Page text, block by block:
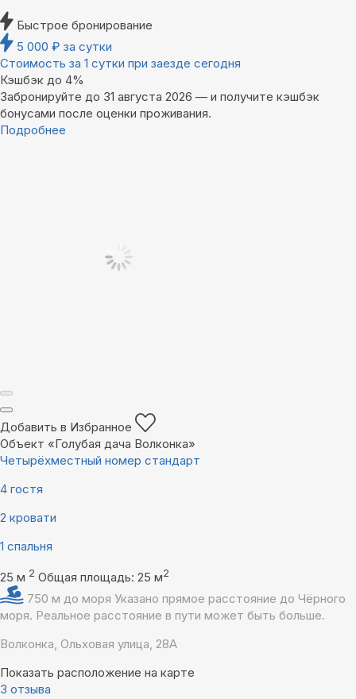
Быстрое бронирование
5 000 ₽ за сутки
Стоимость за 1 сутки при заезде сегодня
Кэшбэк до 4%
Забронируйте до 31 августа 2026 — и получите кэшбэк
бонусами после оценки проживания.
Подробнее
Добавить в Избранное
Объект «Голубая дача Волконка»
Четырёхместный номер стандарт
4 гостя
2 кровати
1 спальня
25 м 2 Общая площадь: 25 м2
750 м до моря Указано прямое расстояние до Чёрного
моря. Реальное расстояние в пути может быть больше.
Волконка, Ольховая улица, 28А
Показать расположение на карте
3 отзыва